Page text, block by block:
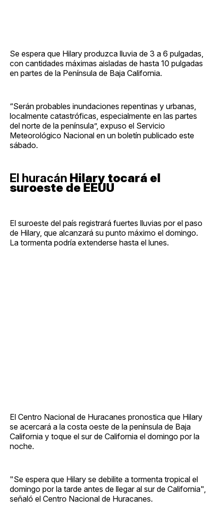
Se espera que Hilary produzca lluvia de 3 a 6 pulgadas,
con cantidades máximas aisladas de hasta 10 pulgadas
en partes de la Península de Baja California.
“Serán probables inundaciones repentinas y urbanas,
localmente catastróficas, especialmente en las partes
del norte de la península”, expuso el Servicio
Meteorológico Nacional en un boletín publicado este
sábado.
El huracán Hilary tocará el
suroeste de EEUU
El suroeste del país registrará fuertes lluvias por el paso
de Hilary, que alcanzará su punto máximo el domingo.
La tormenta podría extenderse hasta el lunes.
El Centro Nacional de Huracanes pronostica que Hilary
se acercará a la costa oeste de la península de Baja
California y toque el sur de California el domingo por la
noche.
"Se espera que Hilary se debilite a tormenta tropical el
domingo por la tarde antes de llegar al sur de California",
señaló el Centro Nacional de Huracanes.